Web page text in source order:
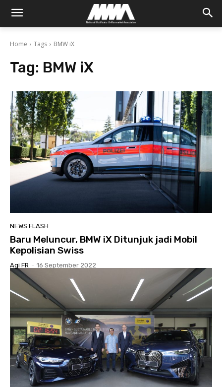
Home Tags BMW iX
Tag: BMW iX
NEWS FLASH
Baru Meluncur, BMW iX Ditunjuk jadi Mobil
Kepolisian Swiss
Agi FR - 16 September 2022